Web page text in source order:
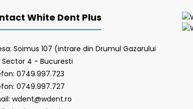
White Dent Plus
Soimus 107 (intrare din Drumul Gazarului
Sector 4 - Bucuresti
0749.997.723
0749.997.727
wdent@wdent.ro